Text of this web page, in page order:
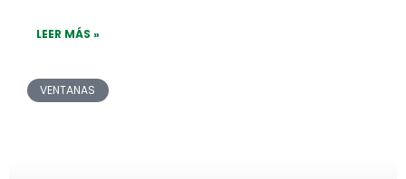
LEER MÁS »
VENTANAS